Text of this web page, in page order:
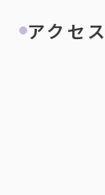
アクセス